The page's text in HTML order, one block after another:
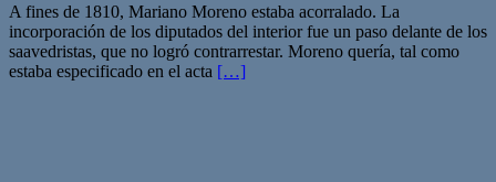
A fines de 1810, Mariano Moreno estaba acorralado. La
incorporación de los diputados del interior fue un paso delante de los
saavedristas, que no logró contrarrestar. Moreno quería, tal como
estaba especificado en el acta […]